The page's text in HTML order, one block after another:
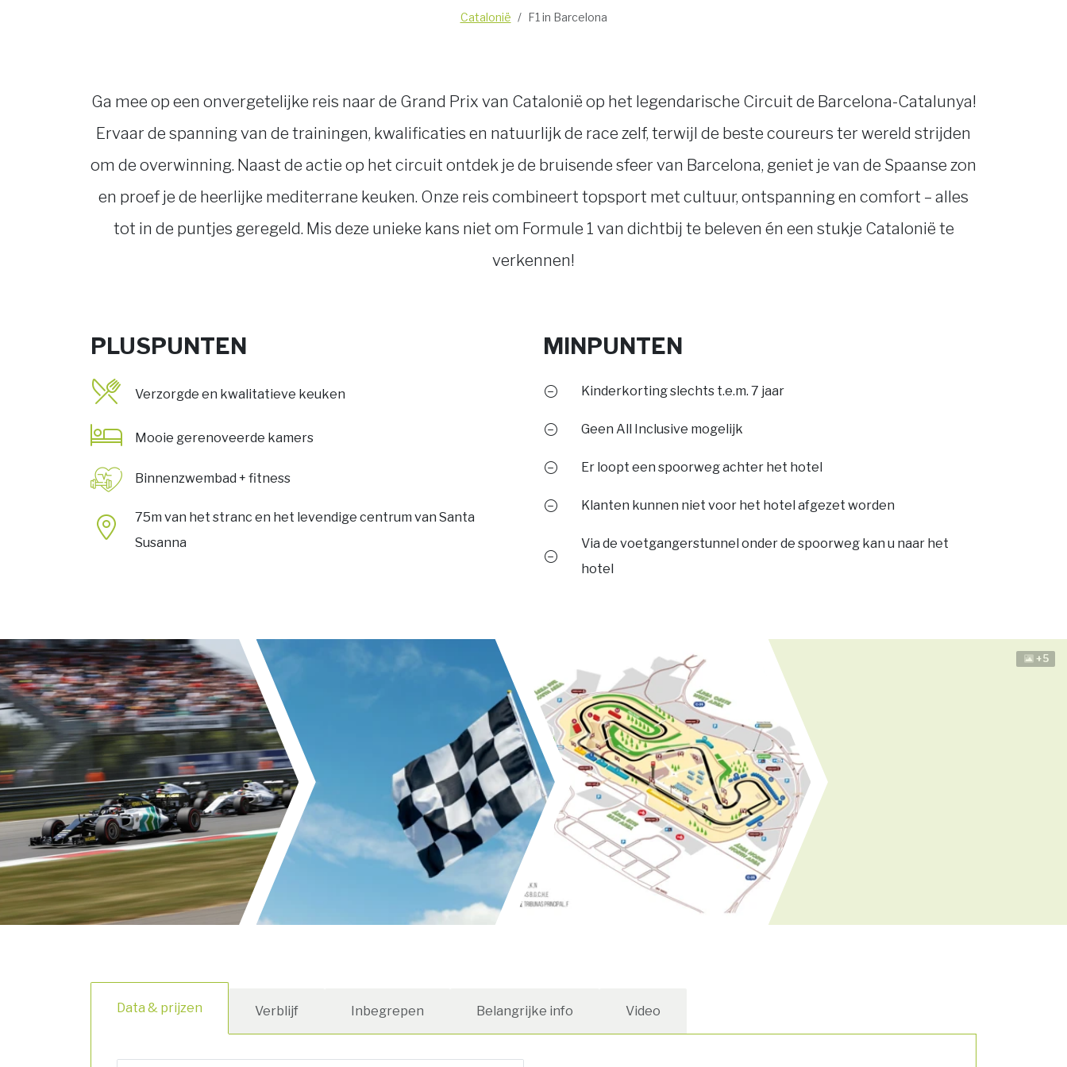
Catalonië F1 in Barcelona
Ga mee op een onvergetelijke reis naar de Grand Prix van Catalonië op het legendarische Circuit de Barcelona-Catalunya!
Ervaar de spanning van de trainingen, kwalificaties en natuurlijk de race zelf, terwijl de beste coureurs ter wereld strijden
om de overwinning. Naast de actie op het circuit ontdek je de bruisende sfeer van Barcelona, geniet je van de Spaanse zon
en proef je de heerlijke mediterrane keuken. Onze reis combineert topsport met cultuur, ontspanning en comfort – alles
tot in de puntjes geregeld. Mis deze unieke kans niet om Formule 1 van dichtbij te beleven én een stukje Catalonië te
verkennen!
PLUSPUNTEN
Verzorgde en kwalitatieve keuken
Mooie gerenoveerde kamers
Binnenzwembad + fitness
75m van het stranc en het levendige centrum van Santa
Susanna
MINPUNTEN
Kinderkorting slechts t.e.m. 7 jaar
Geen All Inclusive mogelijk
Er loopt een spoorweg achter het hotel
Klanten kunnen niet voor het hotel afgezet worden
Via de voetgangerstunnel onder de spoorweg kan u naar het
hotel
+5
Data & prijzen Verblijf Inbegrepen Belangrijke info Video